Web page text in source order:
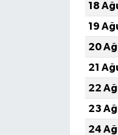
18
19
20
21
22
23
24